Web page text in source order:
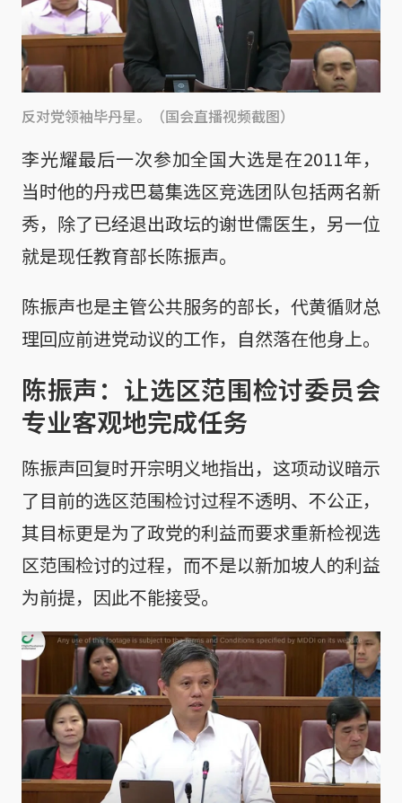
反对党领袖毕丹星。（国会直播视频截图）
李光耀最后一次参加全国大选是在2011年，
当时他的丹戎巴葛集选区竞选团队包括两名新
秀，除了已经退出政坛的谢世儒医生，另一位
就是现任教育部长陈振声。
陈振声也是主管公共服务的部长，代黄循财总
理回应前进党动议的工作，自然落在他身上。
陈振声：让选区范围检讨委员会
专业客观地完成任务
陈振声回复时开宗明义地指出，这项动议暗示
了目前的选区范围检讨过程不透明、不公正，
其目标更是为了政党的利益而要求重新检视选
区范围检讨的过程，而不是以新加坡人的利益
为前提，因此不能接受。